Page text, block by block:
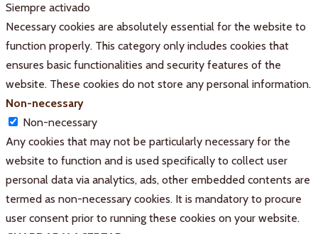
Siempre activado
Necessary cookies are absolutely essential for the website to
function properly. This category only includes cookies that
ensures basic functionalities and security features of the
website. These cookies do not store any personal information.
Non-necessary
Non-necessary
Any cookies that may not be particularly necessary for the
website to function and is used specifically to collect user
personal data via analytics, ads, other embedded contents are
termed as non-necessary cookies. It is mandatory to procure
user consent prior to running these cookies on your website.